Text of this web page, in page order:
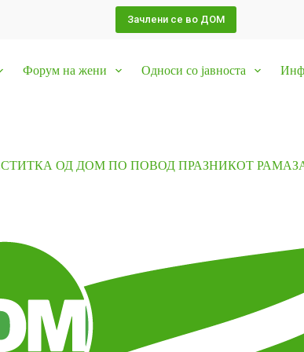
Зачлени се во ДОМ
Форум на жени Односи со јавноста
ОД ДОМ ПО ПОВОД ПРАЗНИКОТ